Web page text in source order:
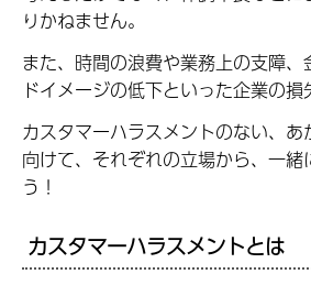
りかねません。
また、時間の浪費や業務上の支障
ドイメージの低下といった企業の損
カスタマーハラスメントのない、
向けて、それぞれの立場から、一緒
う！
カスタマーハラスメントとは